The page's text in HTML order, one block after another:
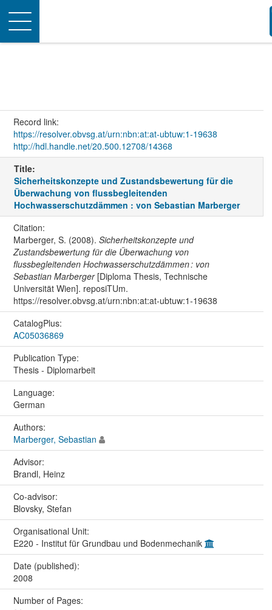
Toggle
navigation
Record link:
https://resolver.obvsg.at/urn:nbn:at:at-ubtuw:1-19638
http://hdl.handle.net/20.500.12708/14368
Title:
Sicherheitskonzepte und Zustandsbewertung für die
Überwachung von flussbegleitenden
Hochwasserschutzdämmen : von Sebastian Marberger
Citation:
Marberger, S. (2008). Sicherheitskonzepte und
Zustandsbewertung für die Überwachung von
flussbegleitenden Hochwasserschutzdämmen : von
Sebastian Marberger[Diploma Thesis, Technische
Universität Wien]. reposiTUm.
https://resolver.obvsg.at/urn:nbn:at:at-ubtuw:1-19638
CatalogPlus:
AC05036869
Publication Type:
Thesis - Diplomarbeit
Language:
German
Authors:
Marberger, Sebastian
Advisor:
Brandl, Heinz
Co-advisor:
Blovsky, Stefan
Organisational Unit:
E220 - Institut für Grundbau und Bodenmechanik
Date (published):
2008
Number of Pages: